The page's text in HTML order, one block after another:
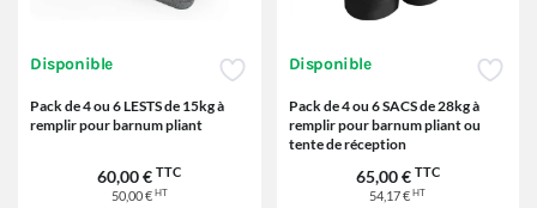
Disponible
Pack de 4 ou 6 LESTS de 15kg à
remplir pour barnum pliant
60,00 € TTC
50,00 € HT
Disponible
Pack de 4 ou 6 SACS de 28kg à
remplir pour barnum pliant ou
tente de réception
65,00 € TTC
54,17 €HT